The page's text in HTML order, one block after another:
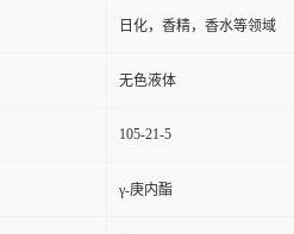
日化，香精，香水等领域
无色液体
105-21-5
γ-庚内酯